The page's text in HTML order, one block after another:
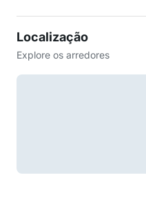
Localização
Explore os arredores